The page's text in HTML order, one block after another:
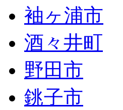
袖ヶ浦市
酒々井町
野田市
銚子市